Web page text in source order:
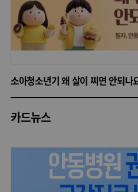
소아청소년기 왜 살이 찌면 안되
카드뉴스